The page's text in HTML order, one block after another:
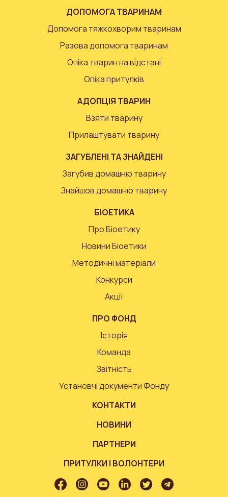
ДОПОМОГА ТВАРИНАМ
Допомога тяжкохворим тваринам
Разова допомога тваринам
Опіка тварин на відстані
Опіка притулків
АДОПЦІЯ ТВАРИН
Взяти тварину
Прилаштувати тварину
ЗАГУБЛЕНІ ТА ЗНАЙДЕНІ
Загубив домашню тварину
Знайшов домашню тварину
БІОЕТИКА
Про Біоетику
Новини Біоетики
Методичні матеріали
Конкурси
Акції
ПРО ФОНД
Історія
Команда
Звітність
Установчі документи Фонду
КОНТАКТИ
НОВИНИ
ПАРТНЕРИ
ПРИТУЛКИ І ВОЛОНТЕРИ